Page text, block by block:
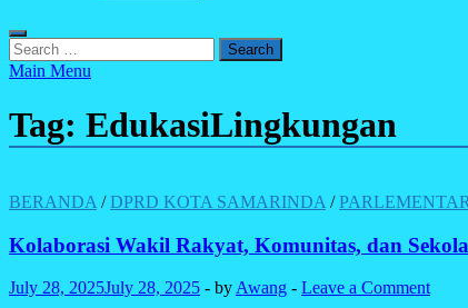
Search
for:
Main Menu
Tag: EdukasiLingkungan
BERANDA /DPRD KOTA SAMARINDA /
Kolaborasi Wakil Rakyat, Komunitas, dan
July 28, 2025July 28, 2025 - by Awang - Leave a Comment